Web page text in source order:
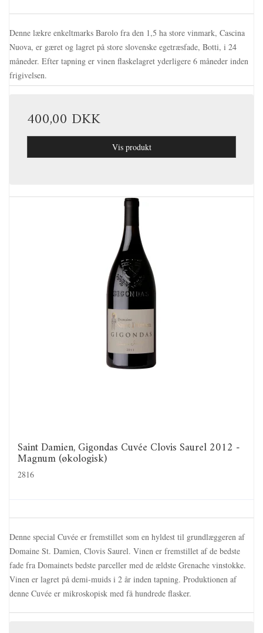
Denne lækre enkeltmarks Barolo fra den 1,5 ha store vinmark, Cascina
Nuova, er gæret og lagret på store slovenske egetræsfade, Botti, i 24
måneder. Efter tapning er vinen flaskelagret yderligere 6 måneder inden
frigivelsen.
400,00 DKK
Vis produkt
Saint Damien, Gigondas Cuvée Clovis Saurel 2012 -
Magnum (økologisk)
2816
Denne special Cuvée er fremstillet som en hyldest til grundlæggeren af
Domaine St. Damien, Clovis Saurel. Vinen er fremstillet af de bedste
fade fra Domainets bedste parceller med de ældste Grenache vinstokke.
Vinen er lagret på demi-muids i 2 år inden tapning. Produktionen af
denne Cuvée er mikroskopisk med få hundrede flasker.